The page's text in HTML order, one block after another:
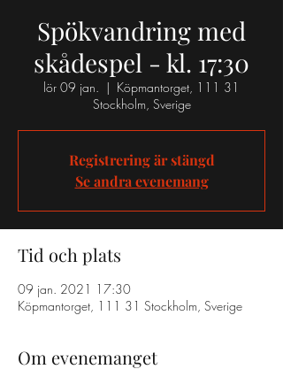
Spökvandring med
skådespel - kl. 17:30
lör 09 jan.
  |
Köpmantorget, 111 31
Stockholm, Sverige
Registrering är stängd
Se andra evenemang
Tid och plats
09 jan. 2021 17:30
Köpmantorget, 111 31 Stockholm, Sverige
Om evenemanget